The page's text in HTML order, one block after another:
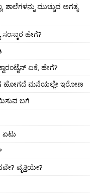
ಮುಚ್ಚುವ ಅಗತ್ಯ
ಹೇಗೆ?
ಏಕೆ, ಹೇಗೆ?
ಹೋಗದೆ ಮನೆಯಲ್ಲೇ ಇರೋಣ
ಬಗೆ
ಏಟು
ವೃತ್ತಿಯೇ?